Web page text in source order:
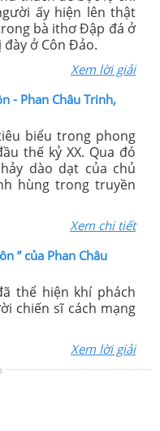
ấy hiện lên thật
bà ithơ Đập đá ở
ở Côn Đảo.
Xem lời giải
- Phan Châu Trinh,
biểu trong phong
thế kỷ XX. Qua đó
dào dạt của chủ
hùng trong truyền
Xem chi tiết
” của Phan Châu
thể hiện khí phách
chiến sĩ cách mạng
Xem lời giải